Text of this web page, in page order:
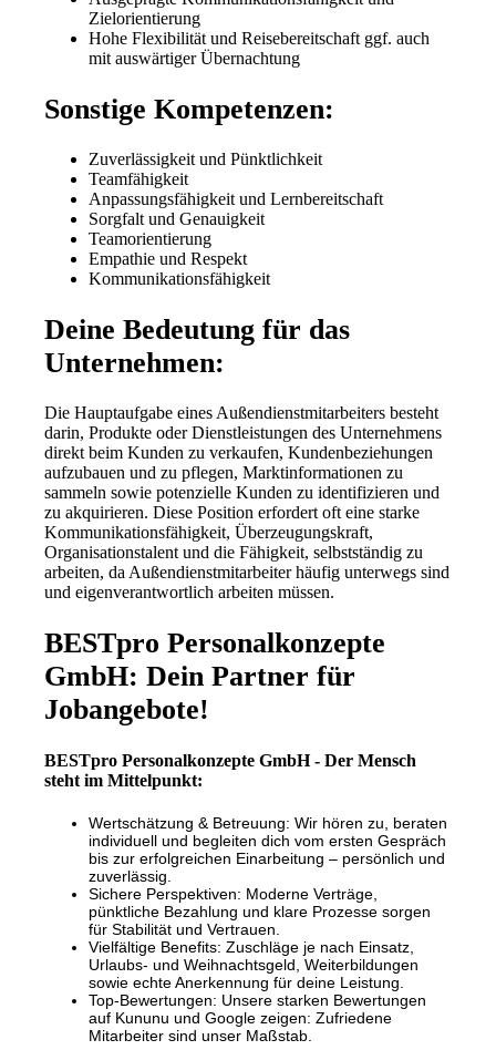
Zielorientierung
Hohe Flexibilität und Reisebereitschaft ggf. auch
mit auswärtiger Übernachtung
Sonstige Kompetenzen:
Zuverlässigkeit und Pünktlichkeit
Teamfähigkeit
Anpassungsfähigkeit und Lernbereitschaft
Sorgfalt und Genauigkeit
Teamorientierung
Empathie und Respekt
Kommunikationsfähigkeit
Deine Bedeutung für das
Unternehmen:
Die Hauptaufgabe eines Außendienstmitarbeiters besteht
darin, Produkte oder Dienstleistungen des Unternehmens
direkt beim Kunden zu verkaufen, Kundenbeziehungen
aufzubauen und zu pflegen, Marktinformationen zu
sammeln sowie potenzielle Kunden zu identifizieren und
zu akquirieren. Diese Position erfordert oft eine starke
Kommunikationsfähigkeit, Überzeugungskraft,
Organisationstalent und die Fähigkeit, selbstständig zu
arbeiten, da Außendienstmitarbeiter häufig unterwegs sind
und eigenverantwortlich arbeiten müssen.
BESTpro Personalkonzepte
GmbH: Dein Partner für
Jobangebote!
BESTpro Personalkonzepte GmbH - Der Mensch
steht im Mittelpunkt:
Wertschätzung & Betreuung: Wir hören zu, beraten
individuell und begleiten dich vom ersten Gespräch
bis zur erfolgreichen Einarbeitung – persönlich und
zuverlässig.
Sichere Perspektiven: Moderne Verträge,
pünktliche Bezahlung und klare Prozesse sorgen
für Stabilität und Vertrauen.
Vielfältige Benefits: Zuschläge je nach Einsatz,
Urlaubs- und Weihnachtsgeld, Weiterbildungen
sowie echte Anerkennung für deine Leistung.
Top-Bewertungen: Unsere starken Bewertungen
auf Kununu und Google zeigen: Zufriedene
Mitarbeiter sind unser Maßstab.